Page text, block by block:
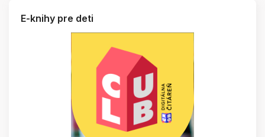
E-knihy pre deti